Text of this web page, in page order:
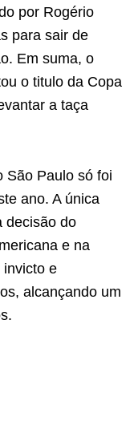
por Rogério
para sair de
Em suma, o
o titulo da Copa
a taça
São Paulo só foi
ano. A única
decisão do
e na
invicto e
alcançando um